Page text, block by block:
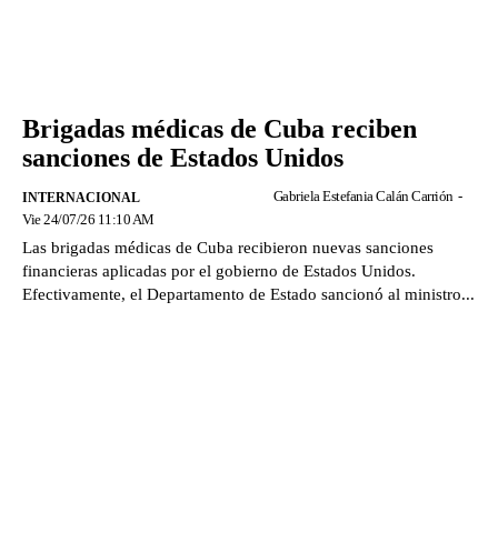
Brigadas médicas de Cuba reciben
sanciones de Estados Unidos
INTERNACIONAL Gabriela Estefania Calán Carrión -
Vie 24/07/26 11:10 AM
Las brigadas médicas de Cuba recibieron nuevas sanciones
financieras aplicadas por el gobierno de Estados Unidos.
Efectivamente, el Departamento de Estado sancionó al ministro...